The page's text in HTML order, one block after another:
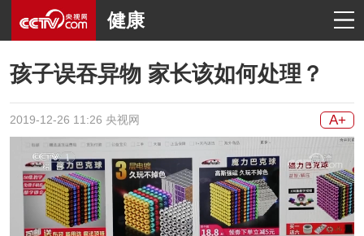
健康
孩子误吞异物 家长该如何处理？
2019-12-26 11:26 央视网 A+